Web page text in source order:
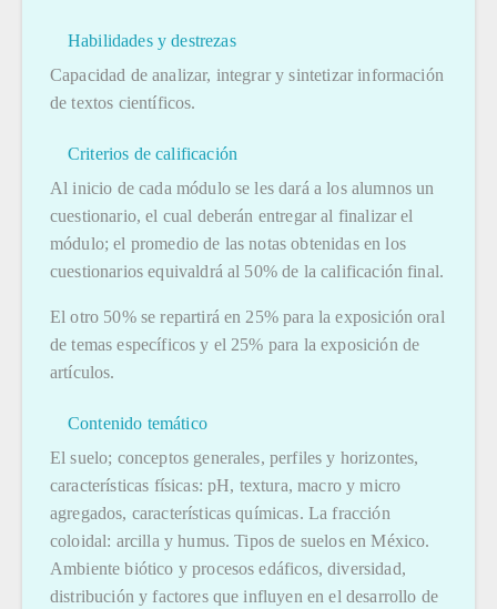
Habilidades y destrezas
Capacidad de analizar, integrar y sintetizar información
de textos científicos.
Criterios de calificación
Al inicio de cada módulo se les dará a los alumnos un
cuestionario, el cual deberán entregar al finalizar el
módulo; el promedio de las notas obtenidas en los
cuestionarios equivaldrá al 50% de la calificación final.
El otro 50% se repartirá en 25% para la exposición oral
de temas específicos y el 25% para la exposición de
artículos.
Contenido temático
El suelo; conceptos generales, perfiles y horizontes,
características físicas: pH, textura, macro y micro
agregados, características químicas. La fracción
coloidal: arcilla y humus. Tipos de suelos en México.
Ambiente biótico y procesos edáficos, diversidad,
distribución y factores que influyen en el desarrollo de